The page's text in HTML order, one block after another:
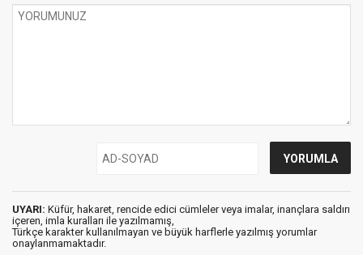
UYARI: Küfür, hakaret, rencide edici cümleler veya imalar, inançlara saldırı
içeren, imla kuralları ile yazılmamış,
Türkçe karakter kullanılmayan ve büyük harflerle yazılmış yorumlar
onaylanmamaktadır.